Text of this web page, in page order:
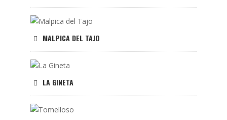
MALPICA DEL TAJO
LA GINETA